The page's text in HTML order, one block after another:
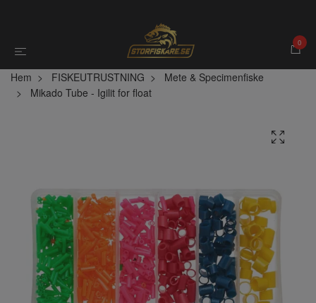
0
Hem FISKEUTRUSTNING
Mete & Specimenfiske
Mikado Tube - Igilit for float